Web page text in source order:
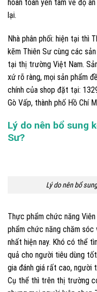
hoàn toàn yên tâm về độ
lại.
Nhà phân phối: hiện tại thì
kẽm Thiên Sư cùng các
tại thị trường Việt Nam.
xứ rõ ràng, mọi sản phẩm
chính của shop đặt tại:
Gò Vấp, thành phố Hồ Chí
Lý do nên bổ sung
Sư?
Lý do nên bổ
Thực phẩm chức năng
phẩm chức năng chăm
nhất hiện nay. Khó có thể
quả cho người tiêu dùng
gia đánh giá rất cao,
Cụ thể thì trên thị trường